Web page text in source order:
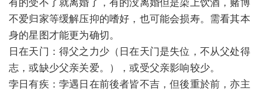
不爱归家等缓解压抑的嗜好，也可能会损寿。需看其本
身的星图才能更为确切。
日在天门：得父之力少（日在天门是失位，不从父处得
志，或缺少父亲关爱。），或受父亲影响较少。
孛日有疾：孛遇日在前後者皆不吉，但後重於前，亦主